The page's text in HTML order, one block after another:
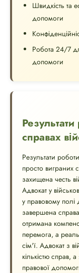
Швидкість та
допомоги
Робота 24/7
допомоги
справах
Результати
просто виграних
захищена честь
Адвокат у
у правовому полі
завершена
отримана
перемога, а
сім'ї. Адвокат з
кількістю справ,
правової